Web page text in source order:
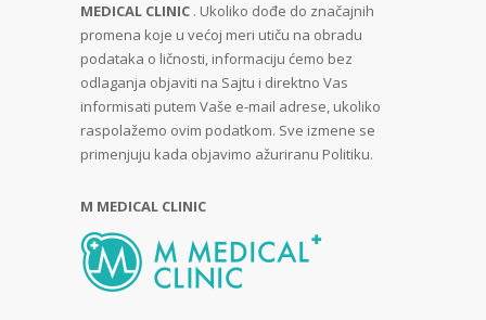
MEDICAL CLINIC . Ukoliko dođe do značajnih
promena koje u većoj meri utiču na obradu
podataka o ličnosti, informaciju ćemo bez
odlaganja objaviti na Sajtu i direktno Vas
informisati putem Vaše e-mail adrese, ukoliko
raspolažemo ovim podatkom. Sve izmene se
primenjuju kada objavimo ažuriranu Politiku.
M MEDICAL CLINIC